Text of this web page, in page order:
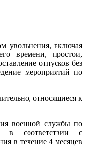
увольнения, включая
времени, простой,
отпусков без
мероприятий по
относящиеся к
военной службы по
в соответствии с
в течение 4 месяцев